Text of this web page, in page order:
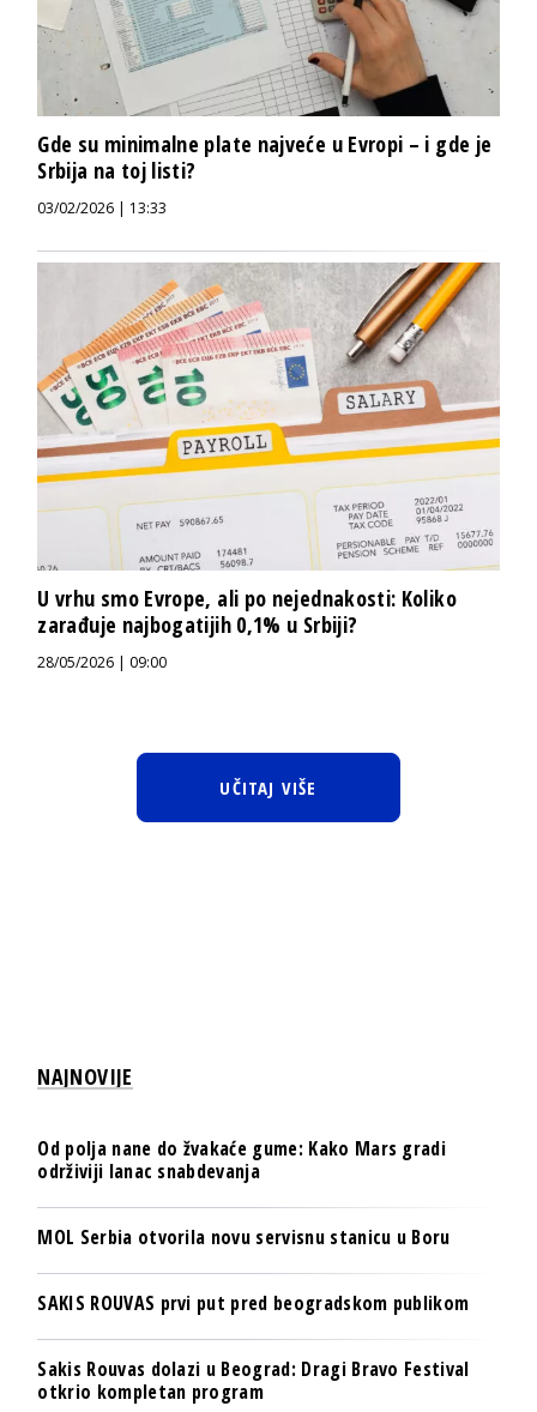
Gde su minimalne plate najveće u Evropi – i gde je
Srbija na toj listi?
03/02/2026 | 13:33
U vrhu smo Evrope, ali po nejednakosti: Koliko
zarađuje najbogatijih 0,1% u Srbiji?
28/05/2026 | 09:00
UČITAJ VIŠE
NAJNOVIJE
Od polja nane do žvakaće gume: Kako Mars gradi
održiviji lanac snabdevanja
MOL Serbia otvorila novu servisnu stanicu u Boru
SAKIS ROUVAS prvi put pred beogradskom publikom
Sakis Rouvas dolazi u Beograd: Dragi Bravo Festival
otkrio kompletan program